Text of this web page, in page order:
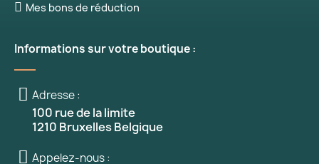
Mes bons de réduction
Informations sur votre boutique :
Adresse :
100 rue de la limite
1210 Bruxelles Belgique
Appelez-nous :